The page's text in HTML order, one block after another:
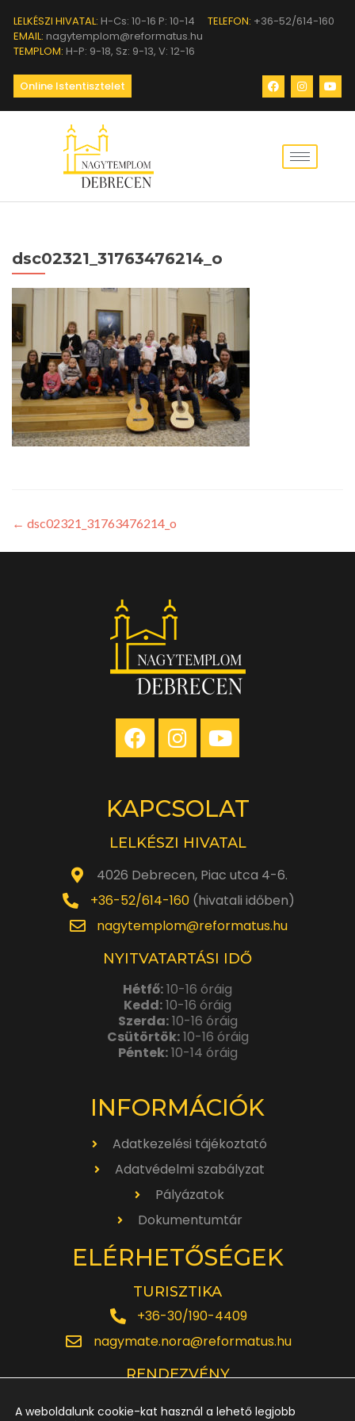
LELKÉSZI HIVATAL: H-Cs: 10-16 P: 10-14 TELEFON: +36-52/614-160
EMAIL: nagytemplom@reformatus.hu
TEMPLOM: H-P: 9-18, Sz: 9-13, V: 12-16
Online Istentisztelet
dsc02321_31763476214_o
← dsc02321_31763476214_o
KAPCSOLAT
LELKÉSZI HIVATAL
4026 Debrecen, Piac utca 4-6.
+36-52/614-160(hivatali időben)
nagytemplom@reformatus.hu
NYITVATARTÁSI IDŐ
Hétfő:10-16 óráig
Kedd:10-16 óráig
Szerda:10-16 óráig
Csütörtök:10-16 óráig
Péntek:10-14 óráig
INFORMÁCIÓK
Adatkezelési tájékoztató
Adatvédelmi szabályzat
Pályázatok
Dokumentumtár
ELÉRHETŐSÉGEK
TURISZTIKA
+36-30/190-4409
nagymate.nora@reformatus.hu
RENDEZVÉNY
A weboldalunk cookie-kat használ a lehető legjobb